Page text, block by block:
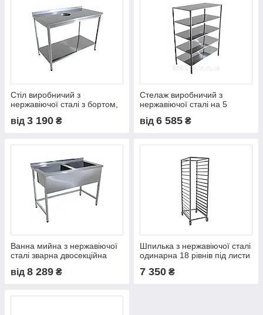
Стіл виробничий з
нержавіючої сталі з бортом,
відходів та нижньою
від 3 190 ₴
Стелаж виробничий з
нержавіючої сталі на 5
від6 585 ₴
Ванна мийна з нержавіючої
сталі зварна двосекційна
від 8 289 ₴
Шпилька з нержавіючої сталі
одинарна 18 рівнів під листи
7 350 ₴